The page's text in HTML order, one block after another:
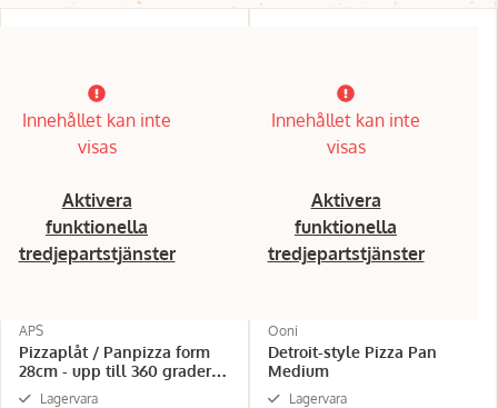
Innehållet kan inte
visas
Aktivera
funktionella
tredjepartstjänster
APS
Pizzaplåt / Panpizza form
28cm - upp till 360 grader -
TURKLagervara
Innehållet kan inte
visas
Aktivera
funktionella
tredjepartstjänster
Ooni
Detroit-style Pizza Pan
Medium
Lagervara